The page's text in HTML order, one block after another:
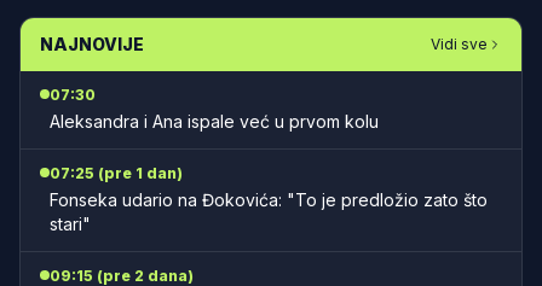
NAJNOVIJE Vidi sve
07:30
Aleksandra i Ana ispale već u prvom kolu
07:25 (pre 1 dan)
Fonseka udario na Đokovića: "To je predložio zato što
stari"
09:15 (pre 2 dana)